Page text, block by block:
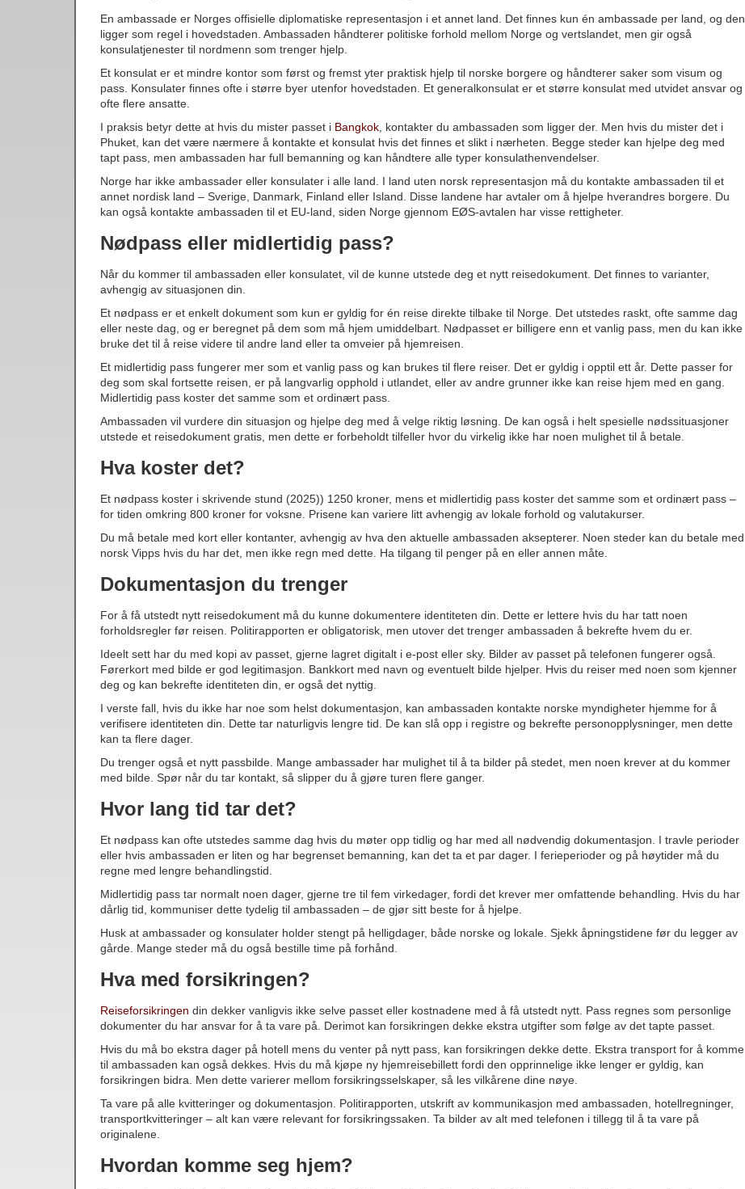
En ambassade er Norges offisielle diplomatiske representasjon i et annet land. Det finnes kun én ambassade per land, og den
ligger som regel i hovedstaden. Ambassaden håndterer politiske forhold mellom Norge og vertslandet, men gir også
konsulatjenester til nordmenn som trenger hjelp.
Et konsulat er et mindre kontor som først og fremst yter praktisk hjelp til norske borgere og håndterer saker som visum og
pass. Konsulater finnes ofte i større byer utenfor hovedstaden. Et generalkonsulat er et større konsulat med utvidet ansvar og
ofte flere ansatte.
I praksis betyr dette at hvis du mister passet i Bangkok , kontakter du ambassaden som ligger der. Men hvis du mister det i
Phuket, kan det være nærmere å kontakte et konsulat hvis det finnes et slikt i nærheten. Begge steder kan hjelpe deg med
tapt pass, men ambassaden har full bemanning og kan håndtere alle typer konsulathenvendelser.
Norge har ikke ambassader eller konsulater i alle land. I land uten norsk representasjon må du kontakte ambassaden til et
annet nordisk land – Sverige, Danmark, Finland eller Island. Disse landene har avtaler om å hjelpe hverandres borgere. Du
kan også kontakte ambassaden til et EU-land, siden Norge gjennom EØS-avtalen har visse rettigheter.
Nødpass eller midlertidig pass?
Når du kommer til ambassaden eller konsulatet, vil de kunne utstede deg et nytt reisedokument. Det finnes to varianter,
avhengig av situasjonen din.
Et nødpass er et enkelt dokument som kun er gyldig for én reise direkte tilbake til Norge. Det utstedes raskt, ofte samme dag
eller neste dag, og er beregnet på dem som må hjem umiddelbart. Nødpasset er billigere enn et vanlig pass, men du kan ikke
bruke det til å reise videre til andre land eller ta omveier på hjemreisen.
Et midlertidig pass fungerer mer som et vanlig pass og kan brukes til flere reiser. Det er gyldig i opptil ett år. Dette passer for
deg som skal fortsette reisen, er på langvarlig opphold i utlandet, eller av andre grunner ikke kan reise hjem med en gang.
Midlertidig pass koster det samme som et ordinært pass.
Ambassaden vil vurdere din situasjon og hjelpe deg med å velge riktig løsning. De kan også i helt spesielle nødssituasjoner
utstede et reisedokument gratis, men dette er forbeholdt tilfeller hvor du virkelig ikke har noen mulighet til å betale.
Hva koster det?
Et nødpass koster i skrivende stund (2025)) 1250 kroner, mens et midlertidig pass koster det samme som et ordinært pass –
for tiden omkring 800 kroner for voksne. Prisene kan variere litt avhengig av lokale forhold og valutakurser.
Du må betale med kort eller kontanter, avhengig av hva den aktuelle ambassaden aksepterer. Noen steder kan du betale med
norsk Vipps hvis du har det, men ikke regn med dette. Ha tilgang til penger på en eller annen måte.
Dokumentasjon du trenger
For å få utstedt nytt reisedokument må du kunne dokumentere identiteten din. Dette er lettere hvis du har tatt noen
forholdsregler før reisen. Politirapporten er obligatorisk, men utover det trenger ambassaden å bekrefte hvem du er.
Ideelt sett har du med kopi av passet, gjerne lagret digitalt i e-post eller sky. Bilder av passet på telefonen fungerer også.
Førerkort med bilde er god legitimasjon. Bankkort med navn og eventuelt bilde hjelper. Hvis du reiser med noen som kjenner
deg og kan bekrefte identiteten din, er også det nyttig.
I verste fall, hvis du ikke har noe som helst dokumentasjon, kan ambassaden kontakte norske myndigheter hjemme for å
verifisere identiteten din. Dette tar naturligvis lengre tid. De kan slå opp i registre og bekrefte personopplysninger, men dette
kan ta flere dager.
Du trenger også et nytt passbilde. Mange ambassader har mulighet til å ta bilder på stedet, men noen krever at du kommer
med bilde. Spør når du tar kontakt, så slipper du å gjøre turen flere ganger.
Hvor lang tid tar det?
Et nødpass kan ofte utstedes samme dag hvis du møter opp tidlig og har med all nødvendig dokumentasjon. I travle perioder
eller hvis ambassaden er liten og har begrenset bemanning, kan det ta et par dager. I ferieperioder og på høytider må du
regne med lengre behandlingstid.
Midlertidig pass tar normalt noen dager, gjerne tre til fem virkedager, fordi det krever mer omfattende behandling. Hvis du har
dårlig tid, kommuniser dette tydelig til ambassaden – de gjør sitt beste for å hjelpe.
Husk at ambassader og konsulater holder stengt på helligdager, både norske og lokale. Sjekk åpningstidene før du legger av
gårde. Mange steder må du også bestille time på forhånd.
Hva med forsikringen?
Reiseforsikringen din dekker vanligvis ikke selve passet eller kostnadene med å få utstedt nytt. Pass regnes som personlige
dokumenter du har ansvar for å ta vare på. Derimot kan forsikringen dekke ekstra utgifter som følge av det tapte passet.
Hvis du må bo ekstra dager på hotell mens du venter på nytt pass, kan forsikringen dekke dette. Ekstra transport for å komme
til ambassaden kan også dekkes. Hvis du må kjøpe ny hjemreisebillett fordi den opprinnelige ikke lenger er gyldig, kan
forsikringen bidra. Men dette varierer mellom forsikringsselskaper, så les vilkårene dine nøye.
Ta vare på alle kvitteringer og dokumentasjon. Politirapporten, utskrift av kommunikasjon med ambassaden, hotellregninger,
transportkvitteringer – alt kan være relevant for forsikringssaken. Ta bilder av alt med telefonen i tillegg til å ta vare på
originalene.
Hvordan komme seg hjem?